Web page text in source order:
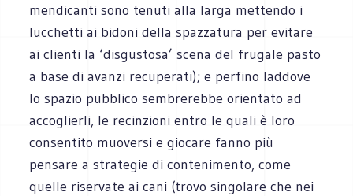
mendicanti sono tenuti alla larga mettendo i
lucchetti ai bidoni della spazzatura per evitare
ai clienti la ‘disgustosa’ scena del frugale pasto
a base di avanzi recuperati); e perfino laddove
lo spazio pubblico sembrerebbe orientato ad
accoglierli, le recinzioni entro le quali è loro
consentito muoversi e giocare fanno più
pensare a strategie di contenimento, come
quelle riservate ai cani (trovo singolare che nei